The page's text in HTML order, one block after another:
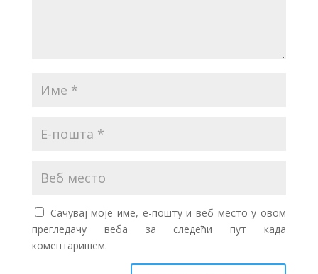
Сачувај моје име, е-пошту и веб место у овом
прегледачу веба за следећи пут када
коментаришем.